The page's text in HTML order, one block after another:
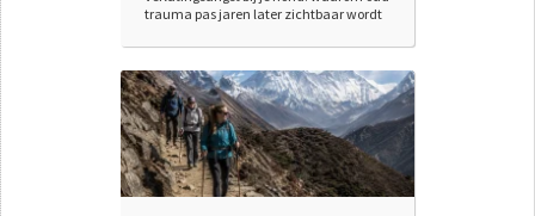
trauma pas jaren later zichtbaar wordt